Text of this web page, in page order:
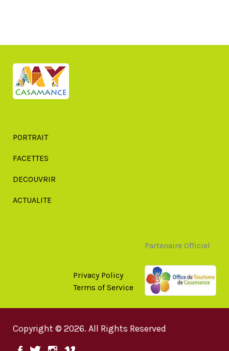
PORTRAIT
FACETTES
DECOUVRIR
ACTUALITE
Partenaire Officiel
Privacy Policy
Terms of Service
Copyright © 2026. All Rights Reserved